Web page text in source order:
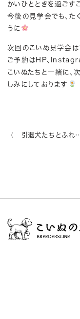
かいひとときを過ごす
今後の見学会でも、た
うに
次回のこいぬ見学会は
ご予約はHP、
こいぬたちと一緒に、
しみにしております
引退犬たちとふれ